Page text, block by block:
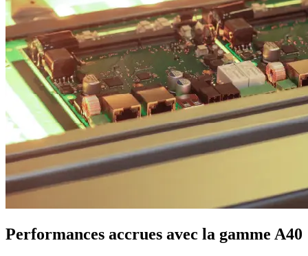
Performances accrues avec la gamme A40